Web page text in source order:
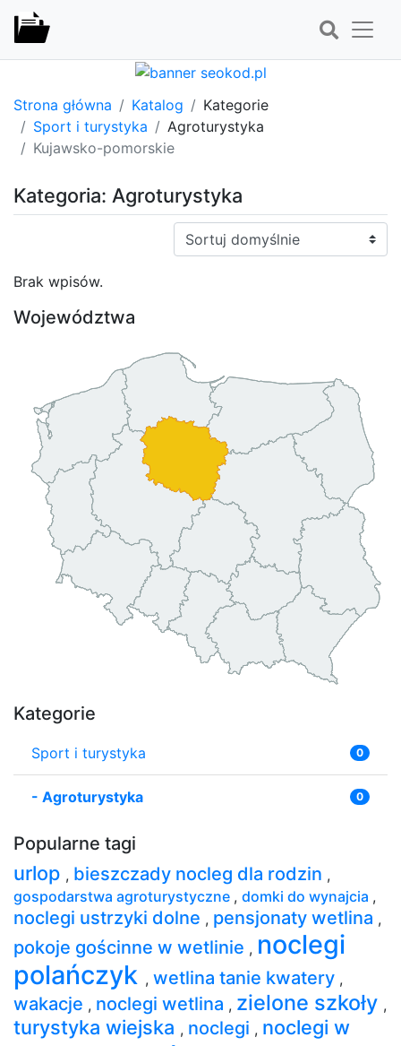
Strona główna Katalog
Kategorie
Sport i turystyka
Agroturystyka
Kujawsko-pomorskie
Kategoria: Agroturystyka
Sortuj:
Brak wpisów.
Województwa
Kategorie
Sport i turystyka 0
- Agroturystyka 0
Popularne tagi
urlop , bieszczady nocleg dla rodzin ,
gospodarstwa agroturystyczne , domki do wynajcia ,
noclegi ustrzyki dolne , pensjonaty wetlina ,
pokoje gościnne w wetlinie , noclegi
polańczyk , wetlina tanie kwatery ,
wakacje , noclegi wetlina , zielone szkoły ,
turystyka wiejska , noclegi , noclegi w